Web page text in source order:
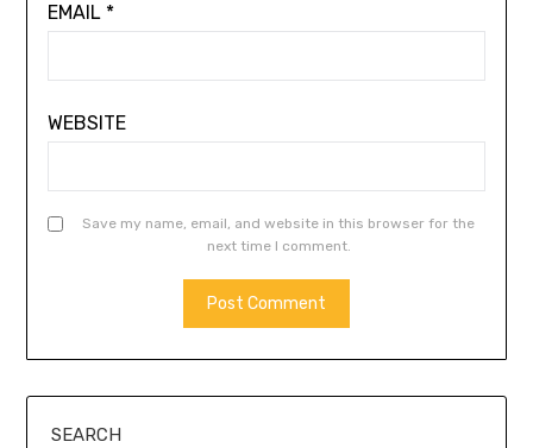
EMAIL *
WEBSITE
Save my name, email, and website in this browser for the
next time I comment.
SEARCH